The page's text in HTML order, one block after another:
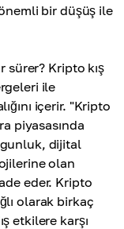
bir düşüş ile
sürer? Kripto kış
ile
içerir. "Kripto
piyasasında
dijital
olan
eder. Kripto
olarak birkaç
etkilere karşı